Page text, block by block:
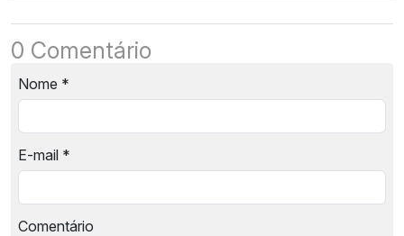
0 Comentário
Nome *
E-mail *
Comentário